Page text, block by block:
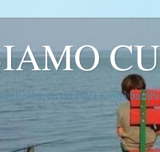
vissuta dei nostri